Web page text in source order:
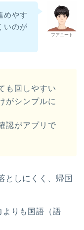
フアニート
めやす
いのが
も回しやすい
がシンプルに
認がアプリで
としにくく、帰国
よりも国語（語